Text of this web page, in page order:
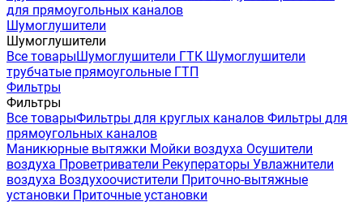
для прямоугольных каналов
Шумоглушители
Шумоглушители
Все товарыШумоглушители ГТК Шумоглушители
трубчатые прямоугольные ГТП
Фильтры
Фильтры
Все товарыФильтры для круглых каналов Фильтры для
прямоугольных каналов
Маникюрные вытяжки Мойки воздуха Осушители
воздуха Проветриватели Рекуператоры Увлажнители
воздуха Воздухоочистители Приточно-вытяжные
установки Приточные установки